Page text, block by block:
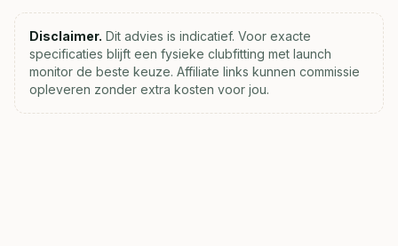
Disclaimer. Dit advies is indicatief. Voor exacte
specificaties blijft een fysieke clubfitting met launch
monitor de beste keuze. Affiliate links kunnen commissie
opleveren zonder extra kosten voor jou.